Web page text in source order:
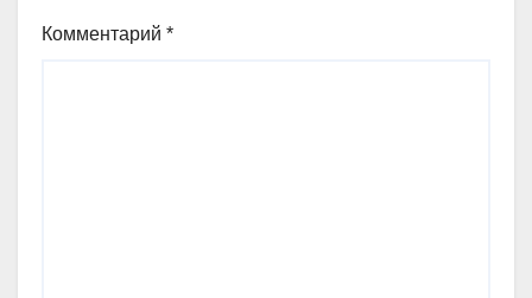
Комментарий *